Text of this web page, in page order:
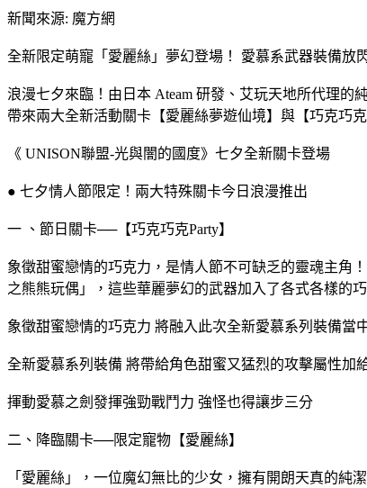
新聞來源: 魔方網
全新限定萌寵「愛麗絲」夢幻登場！ 愛慕系武器裝備放
浪漫七夕來臨！由日本 Ateam 研發、艾玩天地所代理
帶來兩大全新活動關卡【愛麗絲夢遊仙境】與【巧克巧
《 UNISON聯盟-光與闇的國度》七夕全新關卡登場
● 七夕情人節限定！兩大特殊關卡今日浪漫推出
一 、節日關卡──【巧克巧克Party】
象徵甜蜜戀情的巧克力，是情人節不可缺乏的靈魂主角
之熊熊玩偶」，這些華麗夢幻的武器加入了各式各樣的
象徵甜蜜戀情的巧克力 將融入此次全新愛慕系列裝備當
全新愛慕系列裝備 將帶給角色甜蜜又猛烈的攻擊屬性加
揮動愛慕之劍發揮強勁戰鬥力 強怪也得讓步三分
二、降臨關卡──限定寵物【愛麗絲】
「愛麗絲」，一位魔幻無比的少女，擁有開朗天真的